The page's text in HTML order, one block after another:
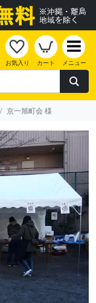
お気入り カート メニュー
京一旭町会 様